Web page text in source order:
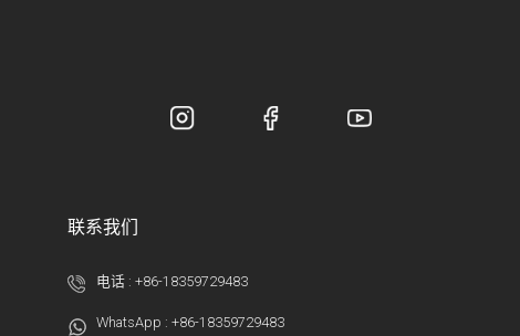
联系我们
电话 :+86-18359729483
WhatsApp :+86-18359729483